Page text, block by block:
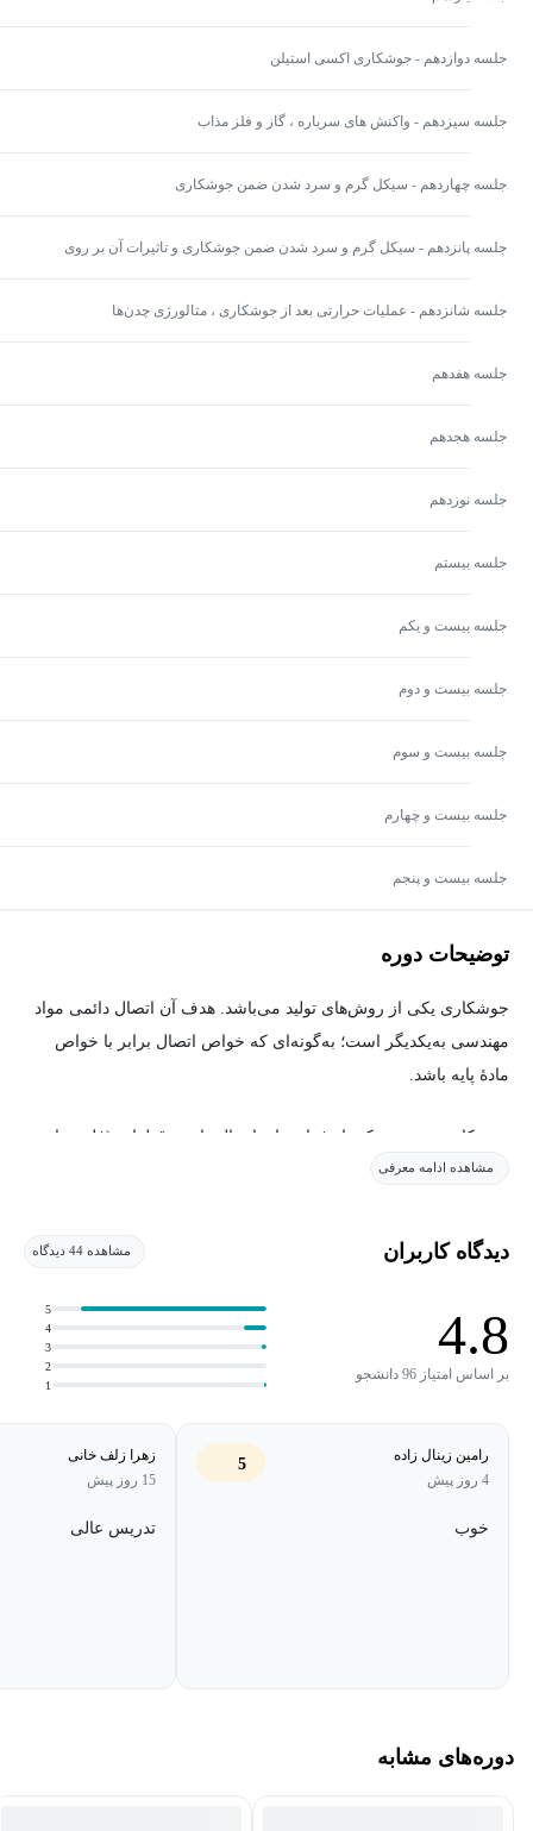
جلسه دوازدهم - جوشکاری اکسی استیلن
جلسه سیزدهم - واکنش های سرباره ، گاز و فلز مذاب
جلسه چهاردهم - سیکل گرم و سرد شدن ضمن جوشکاری
جلسه پانزدهم - سیکل گرم و سرد شدن ضمن جوشکاری و تاثیرات آن بر روی
جلسه شانزدهم - عملیات حرارتی بعد از جوشکاری ، متالورژی چدن‌ها
جلسه هفدهم
جلسه هجدهم
جلسه نوزدهم
جلسه بیستم
جلسه بیست و یکم
جلسه بیست و دوم
جلسه بیست و سوم
جلسه بیست و چهارم
جلسه بیست و پنجم
توضیحات دوره
جوشکاری یکی از روش‌های تولید می‌باشد. هدف آن اتصال دائمی مواد
مهندسی به‌یکدیگر است؛ به‌گونه‌ای که خواص اتصال برابر با خواص
مادهٔ پایه باشد.
جوشکاری همچنین یکی از فرایندهای اتصال دائمی قطعات (فلزی یا
غیرفلزی)، به روش ذوبی یا غیر ذوبی، با به کارگیری یا بدون بکارگیری
مشاهده ادامه معرفی
دیدگاه کاربران مشاهده 44 دیدگاه
4.8
بر اساس امتیاز 96 دانشجو
1
2
3
4
5
رامین زینال زاده
4 روز پیش
5
خوب
زهرا زلف خانی
15 روز پیش
تدریس عالی
دوره‌های مشابه